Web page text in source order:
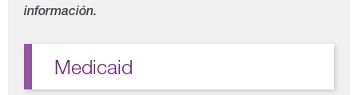
información.
Medicaid